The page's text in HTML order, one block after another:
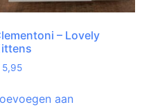
– Lovely
5,95
aan